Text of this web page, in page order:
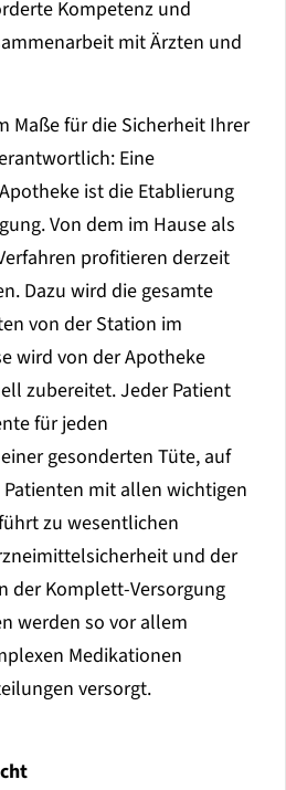
Kompetenz und
mit Ärzten und
Maße für die Sicherheit Ihrer
Eine
ist die Etablierung
Von dem im Hause als
profitieren derzeit
Dazu wird die gesamte
von der Station im
wird von der Apotheke
zubereitet. Jeder Patient
für jeden
gesonderten Tüte, auf
mit allen wichtigen
zu wesentlichen
und der
der Komplett-Versorgung
werden so vor allem
Medikationen
versorgt.